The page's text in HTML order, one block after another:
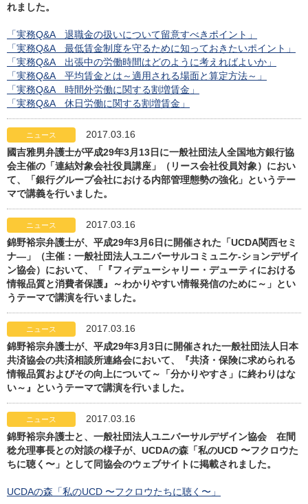
れました。
「実務Q&A 退職金の扱いについて留意すべきポイント」
「実務Q&A 最低賃金制度を守るために知っておきたいポイント」
「実務Q&A 出張中の労働時間はどのように考えればよいか」
「実務Q&A 平均賃金とは～適用される場面と算定方法～」
「実務Q&A 時間外労働に関する割増賃金」
「実務Q&A 休日労働に関する割増賃金」
ニュース
2017.03.16
國吉雅男弁護士が平成29年3月13日に一般社団法人全国地方銀行協
会主催の「連結対象会社役員講座」（リース会社役員対象）におい
て、「銀行グループ会社における内部管理態勢の強化」というテー
マで講義を行いました。
ニュース
2017.03.16
錦野裕宗弁護士が、平成29年3月6日に開催された「UCDA関西セミ
ナ―」（主催：一般社団法人ユニバーサルコミュニケ-ションデザイ
ン協会）において、「『フィデューシャリー・デューティにおける
情報品質と消費者保護』～わかりやすい情報発信のために～」とい
うテーマで講演を行いました。
ニュース
2017.03.16
錦野裕宗弁護士が、平成29年3月3日に開催された一般社団法人日本
共済協会の共済相談所連絡会において、『共済・保険に求められる
情報品質およびその向上について～「分かりやすさ」に終わりはな
い～』というテーマで講演を行いました。
ニュース
2017.03.16
錦野裕宗弁護士と、一般社団法人ユニバーサルデザイン協会 在間
稔允理事長との対談の様子が、UCDAの森「私のUCD 〜フクロウた
ちに聴く〜」として同協会のウェブサイトに掲載されました。
UCDAの森「私のUCD 〜フクロウたちに聴く〜」